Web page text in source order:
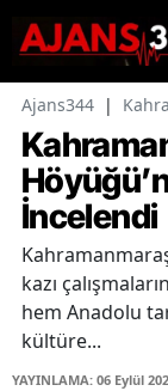
Ajans344 |
İncelendi
kazı
hem Anadolu
kültüre...
YAYINLAMA: 06 Eylül